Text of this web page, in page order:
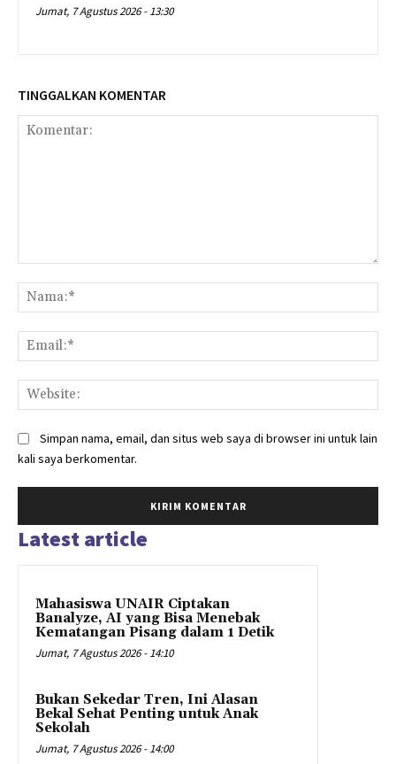
Jumat, 7 Agustus 2026 - 13:30
TINGGALKAN KOMENTAR
Simpan nama, email, dan situs web saya di browser ini untuk lain
kali saya berkomentar.
Latest article
Mahasiswa UNAIR Ciptakan
Banalyze, AI yang Bisa Menebak
Kematangan Pisang dalam 1 Detik
Jumat, 7 Agustus 2026 - 14:10
Bukan Sekedar Tren, Ini Alasan
Bekal Sehat Penting untuk Anak
Sekolah
Jumat, 7 Agustus 2026 - 14:00